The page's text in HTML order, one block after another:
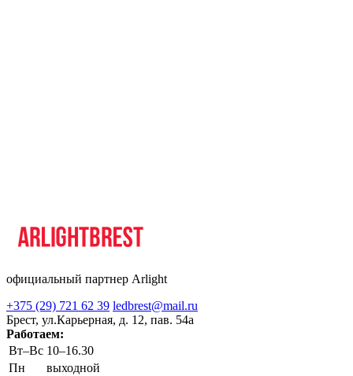
официальный партнер Arlight
+375 (29) 721 62 39 ledbrest@mail.ru
Брест, ул.Карьерная, д. 12, пав. 54а
Работаем:
Вт–Вс 10–16.30
Пн
выходной